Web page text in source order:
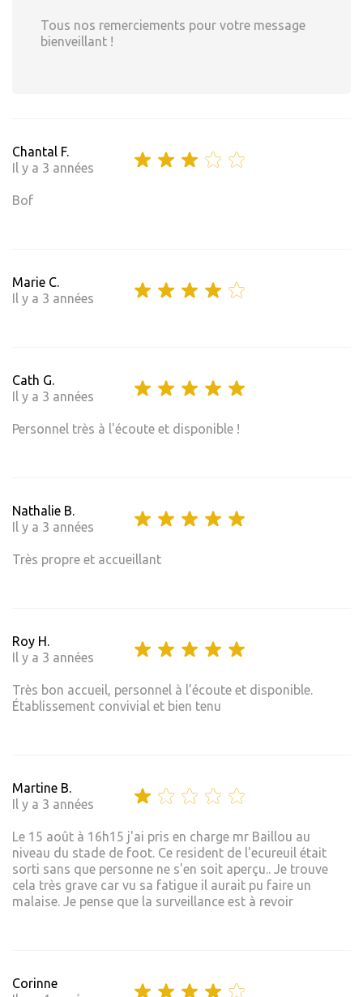
Tous nos remerciements pour votre message
bienveillant !
Chantal F.
Il y a 3 années
Bof
Marie C.
Il y a 3 années
Cath G.
Il y a 3 années
Personnel très à l'écoute et disponible !
Nathalie B.
Il y a 3 années
Très propre et accueillant
Roy H.
Il y a 3 années
Très bon accueil, personnel à l’écoute et disponible.
Établissement convivial et bien tenu
Martine B.
Il y a 3 années
Le 15 août à 16h15 j'ai pris en charge mr Baillou au
niveau du stade de foot. Ce resident de l'ecureuil était
sorti sans que personne ne s'en soit aperçu.. Je trouve
cela très grave car vu sa fatigue il aurait pu faire un
malaise. Je pense que la surveillance est à revoir
Corinne